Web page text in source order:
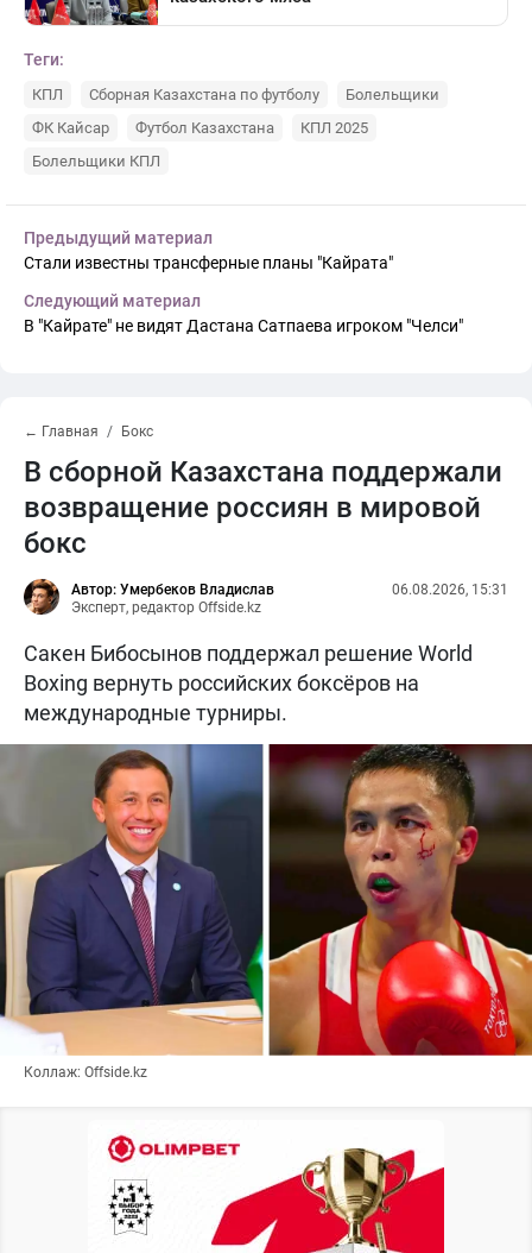
Теги:
КПЛ Сборная Казахстана по футболу
Болельщики
ФК Кайсар
Футбол Казахстана
КПЛ 2025
Болельщики КПЛ
Предыдущий материал
Стали известны трансферные планы "Кайрата"
Следующий материал
В "Кайрате" не видят Дастана Сатпаева игроком "Челси"
← Главная Бокс
В сборной Казахстана поддержали
возвращение россиян в мировой
бокс
Автор: Умербеков Владислав
Эксперт, редактор Offside.kz
06.08.2026, 15:31
Сакен Бибосынов поддержал решение World
Boxing вернуть российских боксёров на
международные турниры.
Коллаж: Offside.kz